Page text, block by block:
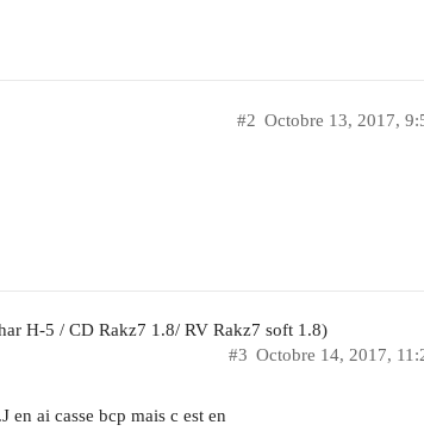
Octobre 13, 2017,
#2
H-5 / CD Rakz7 1.8/ RV Rakz7 soft 1.8)
Octobre 14, 2017,
#3
ai casse bcp mais c est en